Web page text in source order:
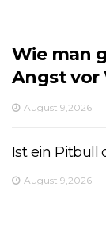
Wie man
Angst vor
August 9,2026
Ist ein Pitbull
August 9,2026